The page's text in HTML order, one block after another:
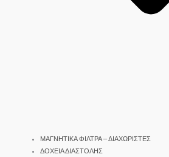
ΜΑΓΝΗΤΙΚΑ ΦΙΛΤΡΑ – ΔΙΑΧΩΡΙΣΤΕΣ
ΔΟΧΕΙΑ ΔΙΑΣΤΟΛΗΣ